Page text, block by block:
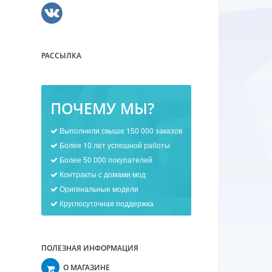
РАССЫЛКА
ПОЧЕМУ МЫ?
Выполнили свыше 150 000 заказов
Более 10 лет успешной работы
Более 50 000 покупателей
Контракты с домами мод
Оригинальные модели
Круглосуточная поддержка
ПОЛЕЗНАЯ ИНФОРМАЦИЯ
О МАГАЗИНЕ